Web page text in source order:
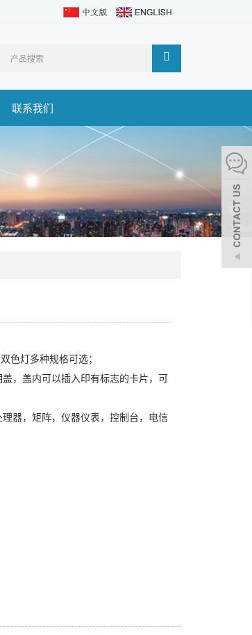
联系我们
色灯多种规格可选；
，盖内可以插入印有标志的卡片，可
器，矩阵，仪器仪表，控制台，电信